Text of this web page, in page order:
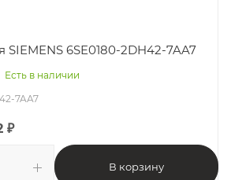
SIEMENS 6SE0180-2DH42-7AA7
Есть в наличии
7AA7
₽
В корзину